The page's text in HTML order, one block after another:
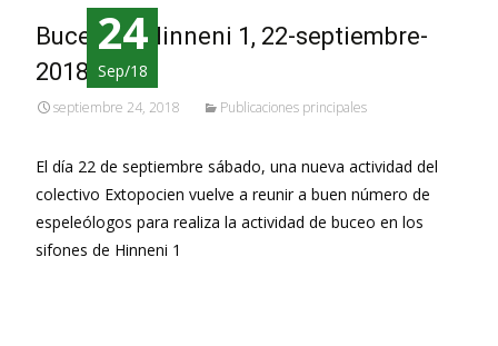
24
Sep/18
Buceo en Hinneni 1, 22-septiembre-
2018
septiembre 24, 2018 Publicaciones principales
El día 22 de septiembre sábado, una nueva actividad del
colectivo Extopocien vuelve a reunir a buen número de
espeleólogos para realiza la actividad de buceo en los
sifones de Hinneni 1